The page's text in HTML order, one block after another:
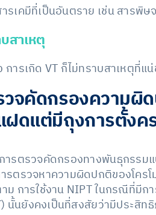
รเคมีที่เป็นอันตราย เช่น สาร
สาเหตุ
การเกิด VT ก็ไม่ทราบสาเหตุที่แ
จคัดกรองความผิ
ดแต่มีถุงการตั้งค
ารตรวจคัดกรองทางพันธุกรรม
รตรวจหาความผิดปกติของโคร
ม การใช้งาน NIPT ในกรณีที่มี
นั้นยังคงเป็นที่สงสัยว่ามีประสิท